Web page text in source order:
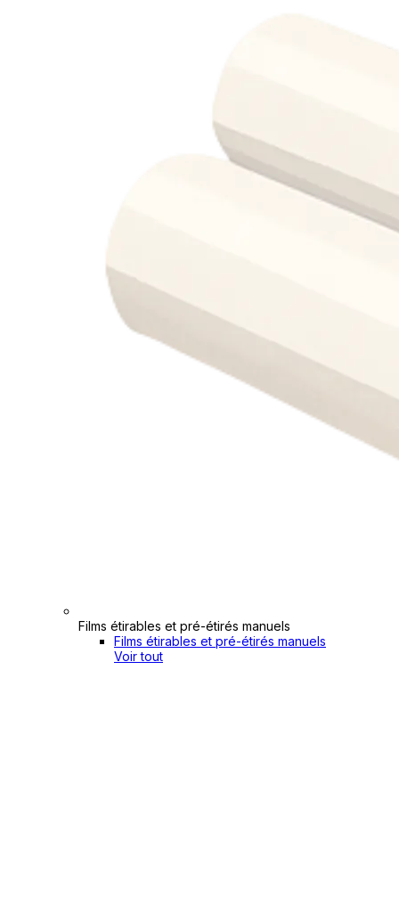
Films étirables et pré-étirés manuels
Films étirables et pré-étirés manuels
Voir tout